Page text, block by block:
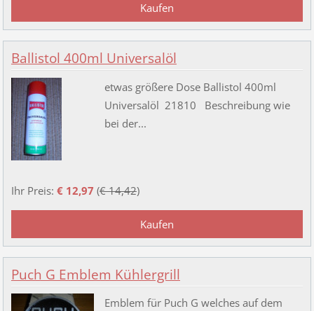
Ballistol 400ml Universalöl
etwas größere Dose Ballistol 400ml
Universalöl 21810 Beschreibung wie
bei der...
Ihr Preis: € 12,97 (€ 14,42)
Puch G Emblem Kühlergrill
Emblem für Puch G welches auf dem